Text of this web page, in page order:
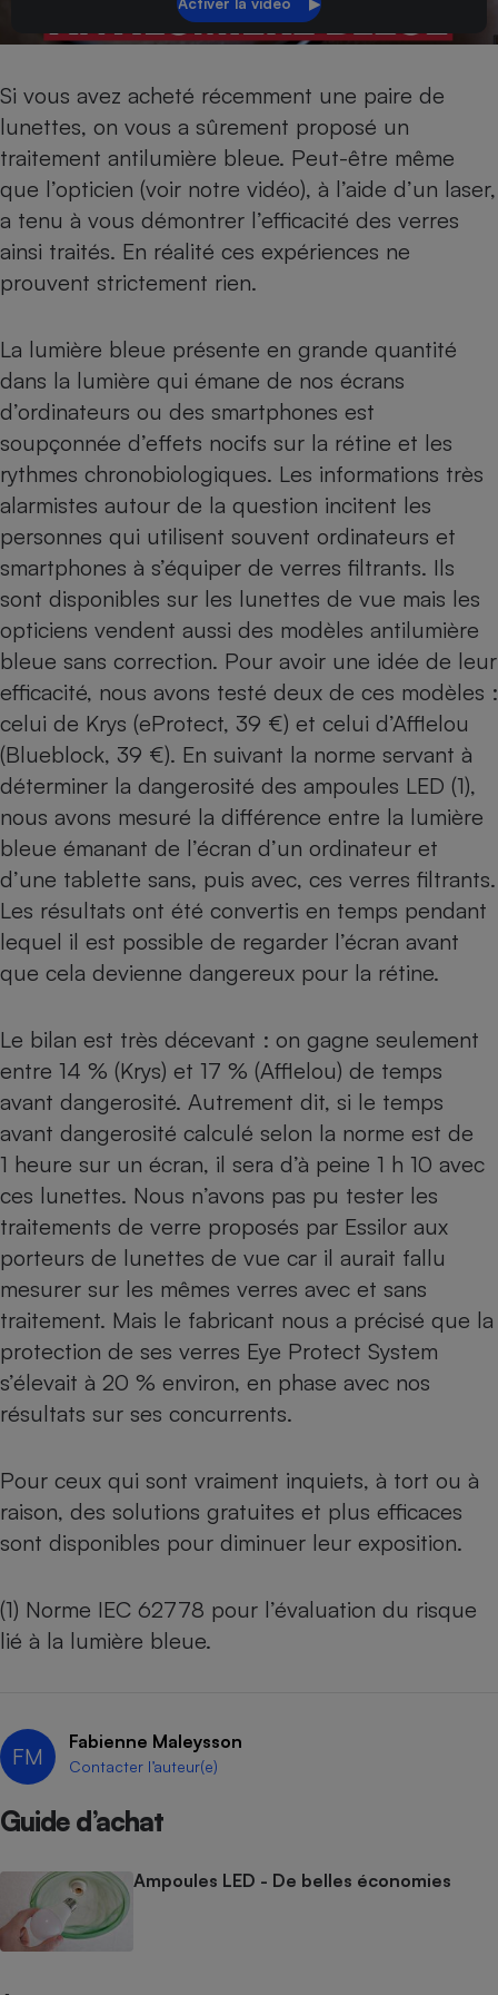
Si vous avez acheté récemment une paire de
lunettes, on vous a sûrement proposé un
traitement antilumière bleue. Peut-être même
que l’opticien (voir notre vidéo), à l’aide d’un laser,
a tenu à vous démontrer l’efficacité des verres
ainsi traités. En réalité ces expériences ne
prouvent strictement rien.
La lumière bleue présente en grande quantité
dans la lumière qui émane de nos écrans
d’ordinateurs ou des smartphones est
soupçonnée d’effets nocifs sur la rétine et les
rythmes chronobiologiques. Les informations très
alarmistes autour de la question incitent les
personnes qui utilisent souvent ordinateurs et
smartphones à s’équiper de verres filtrants. Ils
sont disponibles sur les lunettes de vue mais les
opticiens vendent aussi des modèles antilumière
bleue sans correction. Pour avoir une idée de leur
efficacité, nous avons testé deux de ces modèles :
celui de Krys (eProtect, 39 €) et celui d’Afflelou
(Blueblock, 39 €). En suivant la norme servant à
déterminer la dangerosité des ampoules LED (1),
nous avons mesuré la différence entre la lumière
bleue émanant de l’écran d’un ordinateur et
d’une tablette sans, puis avec, ces verres filtrants.
Les résultats ont été convertis en temps pendant
lequel il est possible de regarder l’écran avant
que cela devienne dangereux pour la rétine.
Le bilan est très décevant : on gagne seulement
entre 14 % (Krys) et 17 % (Afflelou) de temps
avant dangerosité. Autrement dit, si le temps
avant dangerosité calculé selon la norme est de
1 heure sur un écran, il sera d’à peine 1 h 10 avec
ces lunettes. Nous n’avons pas pu tester les
traitements de verre proposés par Essilor aux
porteurs de lunettes de vue car il aurait fallu
mesurer sur les mêmes verres avec et sans
traitement. Mais le fabricant nous a précisé que la
protection de ses verres Eye Protect System
s’élevait à 20 % environ, en phase avec nos
résultats sur ses concurrents.
Pour ceux qui sont vraiment inquiets, à tort ou à
raison, des solutions gratuites et plus efficaces
sont disponibles pour diminuer leur exposition.
(1) Norme IEC 62778 pour l’évaluation du risque
lié à la lumière bleue.
FM
Fabienne Maleysson
Contacter l’auteur(e)
Guide d’achat
Ampoules LED - De belles économies
Complément
Assurance emprunteur
Banque
Petit électroménager -
Plaque de cuisson à
induction
Climatiseur -
Ventilateur
Cafetière à expressos
Robot ménager
Téléphone mobile -
Smartphone
Antivirus
Matelas
Radiateur électrique
Climatiseur -
Ventilateur
Mutuelle